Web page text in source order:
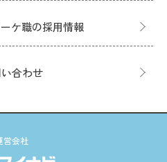
ケ職の採用情報
合わせ
営会社